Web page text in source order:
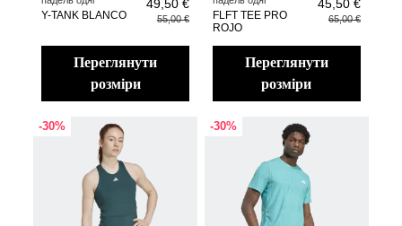
Y-TANK BLANCO
49,50 €
55,00 €
переглянути
розміри
FLFT TEE PRO
ROJO
45,50 €
65,00 €
переглянути
розміри
-30% -30%